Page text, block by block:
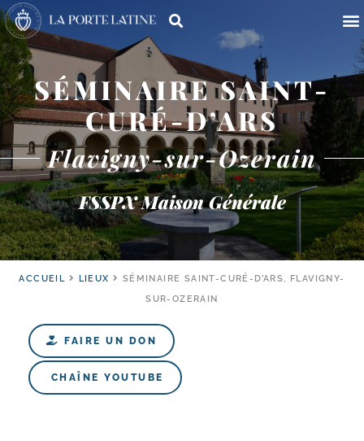
SÉMINAIRE SAINT-
CURÉ-D’ARS
Flavigny-sur-Ozerain
FSSPX Maison Générale
ACCUEIL LIEUX
SÉMINAIRE SAINT-CURÉ-D’ARS, FLAVIGNY-
SUR-OZERAIN
FAIRE UN DON
CHAÎNE YOUTUBE